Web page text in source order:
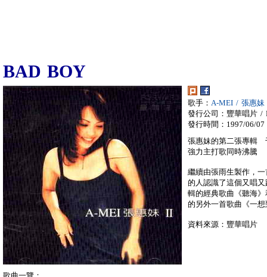
BAD BOY
歌手： A-MEI / 張惠妹
發行公司：豐華唱片 /
發行時間：1997/06/07
張惠妹的第二張專輯
強力主打歌同時沸騰
繼續由張雨生製作，
的人認識了這個又唱
輯的經典歌曲《聽海
的另外一首歌曲《一
資料來源：豐華唱片